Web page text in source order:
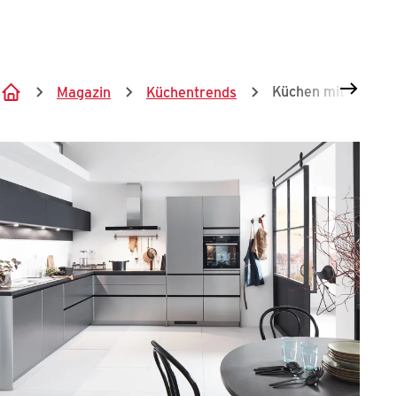
Magazin Küchentrends Küchen mit